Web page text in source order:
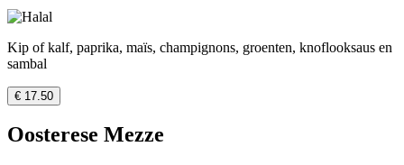
Kip of kalf, paprika, maïs, champignons, groenten, knoflooksaus en
sambal
€ 17.50
Oosterese Mezze